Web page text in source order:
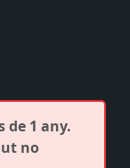
de 1 any.
no